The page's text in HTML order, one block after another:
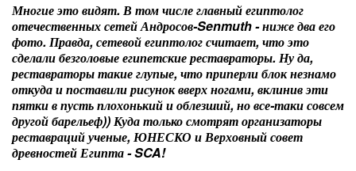
Многие это видят. В том числе главный египтолог
отечественных сетей Андросов-Senmuth - ниже два его
фото. Правда, сетевой египтолог считает, что это
сделали безголовые египетские реставраторы. Ну да,
реставраторы такие глупые, что приперли блок незнамо
откуда и поставили рисунок вверх ногами, вклинив эти
пятки в пусть плохонький и облезший, но все-таки совсем
другой барельеф)) Куда только смотрят организаторы
реставраций ученые, ЮНЕСКО и Верховный совет
древностей Египта - SCA!